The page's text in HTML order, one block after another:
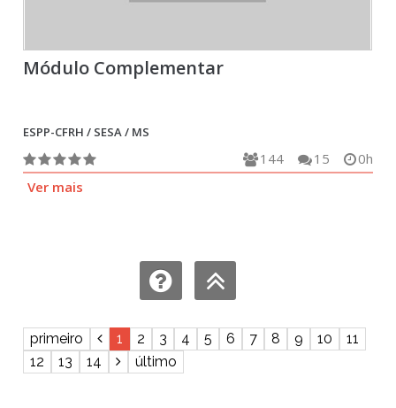
Módulo Complementar
ESPP-CFRH / SESA / MS
0h
15
144
Ver mais
primeiro 1 2 3 4 5 6 7 8 9 10
11
12
13 14 último